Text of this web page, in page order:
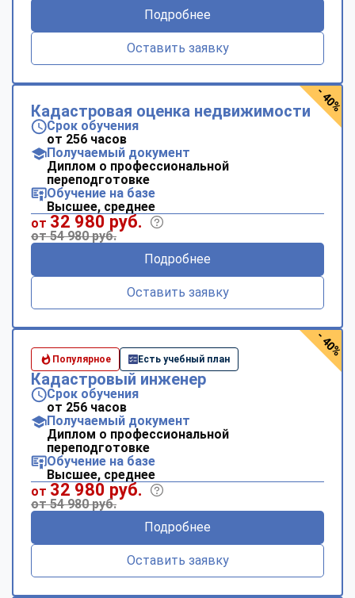
Подробнее
Оставить заявку
Кадастровая оценка недвижимости
Срок обучения
от 256 часов
Получаемый документ
Диплом о профессиональной
переподготовке
Обучение на базе
Высшее, среднее
от 32 980 руб.
от 54 980 руб.
Подробнее
Оставить заявку
- 40%
Популярное Есть учебный план
Кадастровый инженер
Срок обучения
от 256 часов
Получаемый документ
Диплом о профессиональной
переподготовке
Обучение на базе
Высшее, среднее
от 32 980 руб.
от 54 980 руб.
Подробнее
Оставить заявку
- 40%